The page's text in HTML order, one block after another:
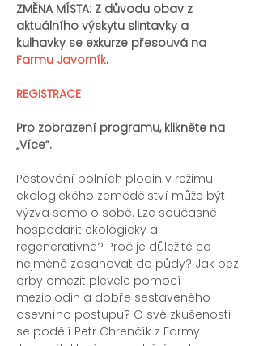
ZMĚNA MÍSTA: Z důvodu obav z
aktuálního výskytu slintavky a
kulhavky se exkurze přesouvá na
Farmu Javorník.
REGISTRACE
Pro zobrazení programu, klikněte na
„Více”.
Pěstování polních plodin v režimu
ekologického zemědělství může být
výzva samo o sobě. Lze současně
hospodařit ekologicky a
regenerativně? Proč je důležité co
nejméně zasahovat do půdy? Jak bez
orby omezit plevele pomocí
meziplodin a dobře sestaveného
osevního postupu? O své zkušenosti
se podělí Petr Chrenčík z Farmy